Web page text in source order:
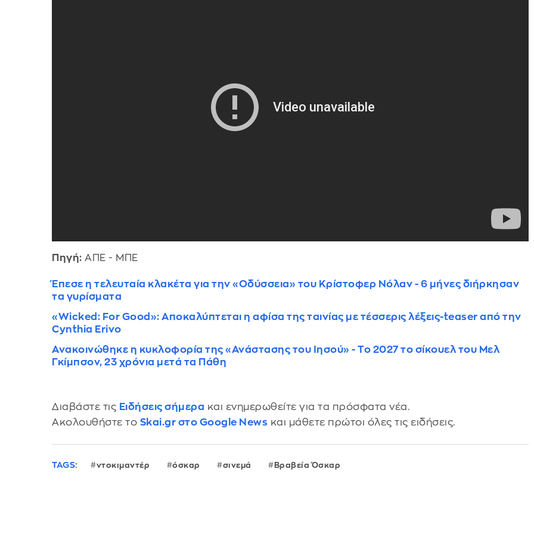
Πηγή: ΑΠΕ - ΜΠΕ
Έπεσε η τελευταία κλακέτα για την «Οδύσσεια» του Κρίστοφερ Νόλαν - 6 μήνες διήρκησαν
τα γυρίσματα
«Wicked: For Good»: Αποκαλύπτεται η αφίσα της ταινίας με τέσσερις λέξεις-teaser από την
Cynthia Erivo
Ανακοινώθηκε η κυκλοφορία της «Ανάστασης του Ιησού» - Το 2027 το σίκουελ του Μελ
Γκίμπσον, 23 χρόνια μετά τα Πάθη
Διαβάστε τις Ειδήσεις σήμερα και ενημερωθείτε για τα πρόσφατα νέα.
Ακολουθήστε το Skai.gr στο Google News και μάθετε πρώτοι όλες τις ειδήσεις.
TAGS: ντοκιμαντέρ όσκαρ σινεμά Βραβεία Όσκαρ